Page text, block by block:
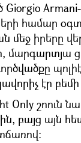
Giorgio
համար
մեջ իրերը
մարգարտյա
էր բեմի
Only շոուն
բայց այն